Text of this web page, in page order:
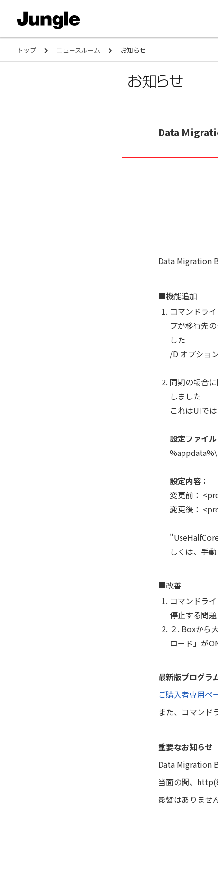
トップ ニュースルーム お知らせ
Data
Data Migration
■機能追加
コマンドラ
プが移行先
した
/D オプショ
同期の場合
しました
これはUIで
設定ファイ
設定内容：
変更前：
変更後：
しくは、手
■改善
コマンドラ
停止する問
２. Boxから
ロード」が
最新版プログラ
ご購入者専用ペ
また、コマンド
重要なお知らせ
Data Migration
当面の間、
影響はありませ